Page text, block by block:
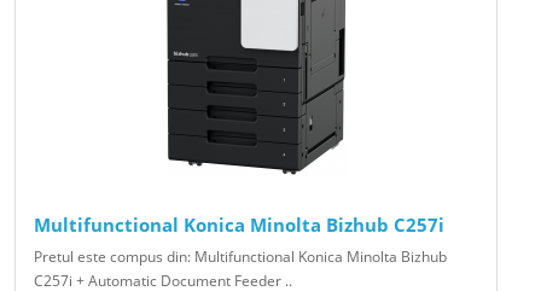
Multifunctional Konica Minolta Bizhub C257i
Pretul este compus din: Multifunctional Konica Minolta Bizhub
C257i + Automatic Document Feeder ..